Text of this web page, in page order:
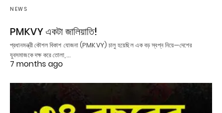
NEWS
PMKVY একটা জালিয়াতি!
প্রধানমন্ত্রী কৌশল বিকাশ যোজনা (PMKVY) চালু হয়েছিল এক বড় স্বপ্ন নিয়ে—দেশের
যুবসমাজকে দক্ষ করে তোলা,…
7 months ago